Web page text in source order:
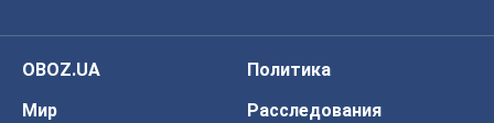
OBOZ.UA
Политика
Мир
Расследования